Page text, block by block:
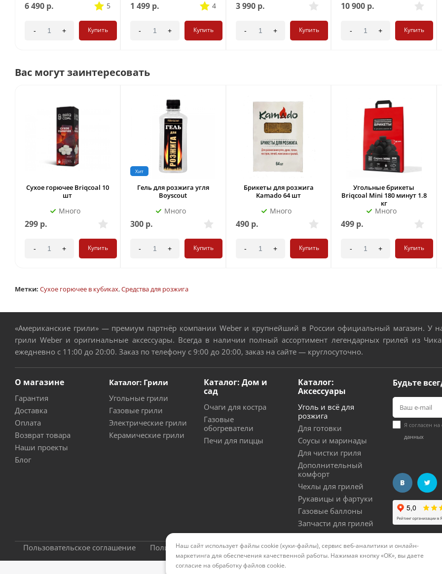
6 490 р. 5
- + Купить
1 499р. 4
- + Купить
3 990р.
- + Купить
10 900 р.
- + Купить
Вас могут заинтересовать
Сухое горючее Briqсoal 10
шт
Много
299 р.
- + Купить
Хит
Гель для розжига угля
Boyscout
Много
300р.
- + Купить
Брикеты для розжига
Kamado 64 шт
Много
490р.
- + Купить
Угольные брикеты
Briqcoal Mini 180 минут 1.8
кг
Много
499 р.
- + Купить
Метки: Сухое горючее в кубиках,Средства для розжига
«Американские грили» — премиум партнёр компании Weber и крупнейший в России официальный магазин. У
грили Weber и оригинальные аксессуары. Всегда в наличии полный ассортимент легендарных грилей из
ежедневно с 11:00 до 20:00. Заказ по телефону с 9:00 до 20:00, заказ на сайте — круглосуточно.
О магазине
Гарантия
Доставка
Оплата
Возврат товара
Наши проекты
Блог
Каталог: Грили
Угольные грили
Газовые грили
Электрические грили
Керамические грили
Каталог: Дом и
сад
Очаги для костра
Газовые
обогреватели
Печи для пиццы
Каталог:
Аксессуары
Уголь и всё для
розжига
Для готовки
Соусы и маринады
Для чистки гриля
Дополнительный
комфорт
Чехлы для грилей
Рукавицы и фартуки
Газовые баллоны
Запчасти для грилей
Будьте
Я согласен на
данных
Пользовательское соглашение Политика конфиденциальности Политика использования cookies
Наш сайт использует файлы cookie (куки-файлы), сервис веб-аналитики и онлайн-
маркетинга для обеспечения качественной работы. Нажимая кнопку «ОК», вы даете
согласие на обработку файлов cookie.